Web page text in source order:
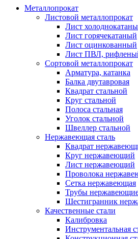
Металлопрокат
Листовой металлопрокат
Лист
Лист горячекатаный
Лист оцинкованный
Лист ПВЛ,
Сортовой металлопрокат
Арматура, катанка
Балка двутавровая
Квадрат стальной
Круг стальной
Полоса стальная
Уголок стальной
Швеллер стальной
Нержавеющая сталь
Квадрат
Круг нержавеющий
Лист нержавеющий
Проволока
Сетка нержавеющая
Трубы
Шестигранник
Качественные стали
Калибровка
Инструментальная